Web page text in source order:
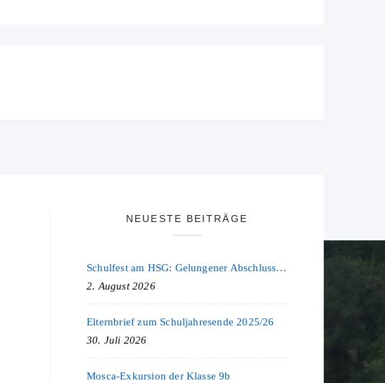
NEUESTE BEITRÄGE
Schulfest am HSG: Gelungener Abschluss eines ereignisreichen Schuljahres
2. August 2026
Elternbrief zum Schuljahresende 2025/26
30. Juli 2026
Mosca-Exkursion der Klasse 9b